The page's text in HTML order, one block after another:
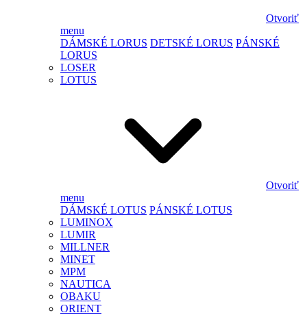
Otvoriť
menu
DÁMSKÉ LORUS DETSKÉ LORUS PÁNSKÉ
LORUS
LOSER
LOTUS
Otvoriť
menu
DÁMSKÉ LOTUS PÁNSKÉ LOTUS
LUMINOX
LUMIR
MILLNER
MINET
MPM
NAUTICA
OBAKU
ORIENT